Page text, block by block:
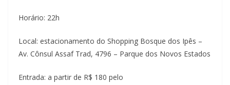
Horário: 22h
Local: estacionamento do Shopping Bosque dos Ipês –
Av. Cônsul Assaf Trad, 4796 – Parque dos Novos Estados
Entrada: a partir de R$ 180 pelo